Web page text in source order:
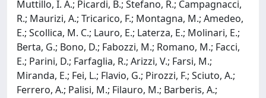
Muttillo, I. A.; Picardi, B.; Stefano, R.; Campagnacci,
R.; Maurizi, A.; Tricarico, F.; Montagna, M.; Amedeo,
E.; Scollica, M. C.; Lauro, E.; Laterza, E.; Molinari, E.;
Berta, G.; Bono, D.; Fabozzi, M.; Romano, M.; Facci,
E.; Parini, D.; Farfaglia, R.; Arizzi, V.; Farsi, M.;
Miranda, E.; Fei, L.; Flavio, G.; Pirozzi, F.; Sciuto, A.;
Ferrero, A.; Palisi, M.; Filauro, M.; Barberis, A.;